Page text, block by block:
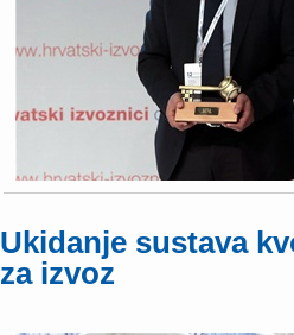
Ukidanje sustava
za izvoz